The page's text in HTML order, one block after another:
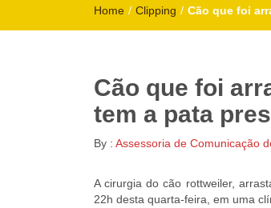
Home / Clipping / Cão que foi
Cão que foi
tem a pata
By : Assessoria de Comunicação
A cirurgia do cão rottweiler,
22h desta quarta-feira, em uma